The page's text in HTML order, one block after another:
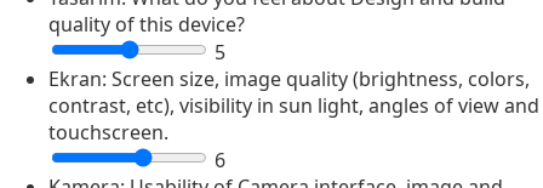
quality of this device?
5
Ekran: Screen size, image quality (brightness, colors,
contrast, etc), visibility in sun light, angles of view and
touchscreen.
6